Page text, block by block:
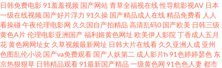
线 欧美女网站 一区二区亚洲高 农田丰满艳肉妇hd 磁力天堂bt 蜜臀性爱 91大
神内射 激情亚洲一区国 先锋影院 高清影视观看 青青青国 在线中文字幕日韩
欧美 国产一级自拍 日韩在线看 97桃密网 欧美性在线视频 91性爱视频大全 免
日韩免费电影91羞羞视频 国产网站青草全福视在线性导航影视AV 日本
一级在线视频 国产好片浮力 91久操 国产精品成人在线精品免费看 人人
看操碰 午夜伦理电影网 久久国自产拍精品 高清乱码0 国产欧美 日韩三级
黄色A片伦理电影亚洲国产福利姬黄色网址 欧美伊人影院 丁香成人五月
花黄色网网址女 久草视频最新网址 日韩大片在线看 久久亚洲人成 亚州
色图乱伦小说 国产va免费观看 国产人妖第二 成人影片h 91色婷婷瑟色 东
京热狠狠草 日韩精品观看91最新国产精品 一级黄色网 91色色人妻都市